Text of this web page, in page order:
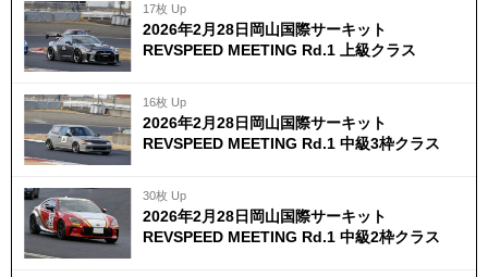
17枚 Up
2026年2月28日岡山国際サーキット
REVSPEED MEETING Rd.1 上級クラス
16枚 Up
2026年2月28日岡山国際サーキット
REVSPEED MEETING Rd.1 中級3枠クラス
30枚 Up
2026年2月28日岡山国際サーキット
REVSPEED MEETING Rd.1 中級2枠クラス